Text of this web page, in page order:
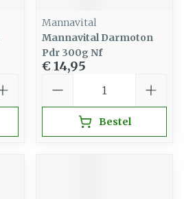
Mannavital
Mannavital Darmoton
Pdr 300g Nf
€ 14,95
Bestel